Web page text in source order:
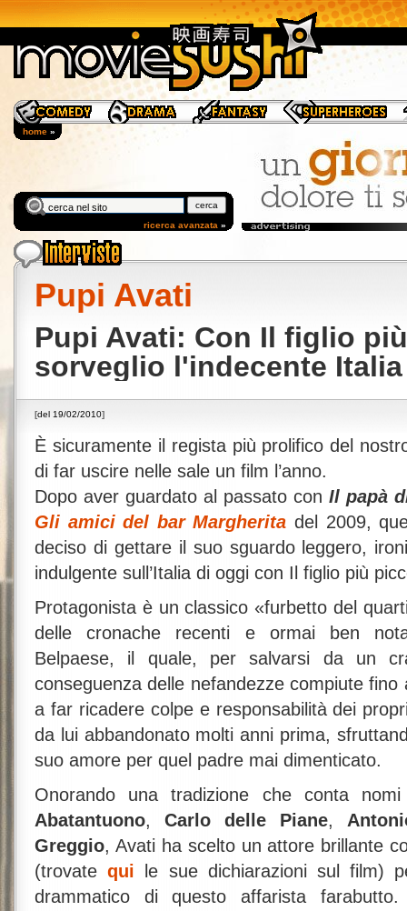
home »
Pupi Avati
Pupi Avati: Con Il figlio
sorveglio l'indecente
[del 19/02/2010]
È sicuramente il regista più prolifico del
di far uscire nelle sale un film l’anno.
Dopo aver guardato al passato con Il papà
Gli amici del bar Margherita del 2009,
deciso di gettare il suo sguardo leggero,
indulgente sull’Italia di oggi con Il figlio più
Protagonista è un classico «furbetto del
delle cronache recenti e ormai ben nota
Belpaese, il quale, per salvarsi da un
conseguenza delle nefandezze compiute
a far ricadere colpe e responsabilità dei
da lui abbandonato molti anni prima,
suo amore per quel padre mai dimenticato.
Onorando una tradizione che conta
Abatantuono, Carlo delle Piane,
Greggio, Avati ha scelto un attore brillante
(trovatequi le sue dichiarazioni sul film)
drammatico di questo affarista
ricerca avanzata »